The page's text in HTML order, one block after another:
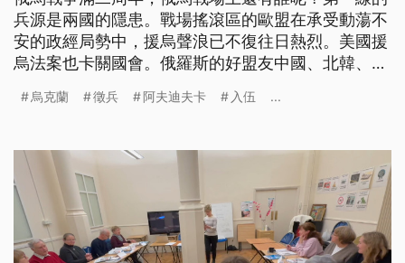
兵源是兩國的隱患。戰場搖滾區的歐盟在承受動蕩不
安的政經局勢中，援烏聲浪已不復往日熱烈。美國援
烏法案也卡關國會。俄羅斯的好盟友中國、北韓、伊
國的戰爭。
烏克蘭 徵兵 阿夫迪夫卡 入伍 ...